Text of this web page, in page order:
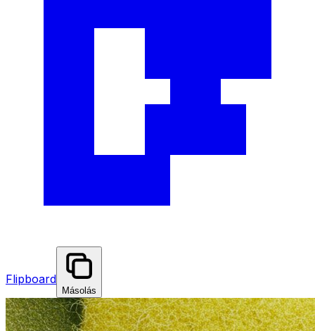
Flipboard
Másolás